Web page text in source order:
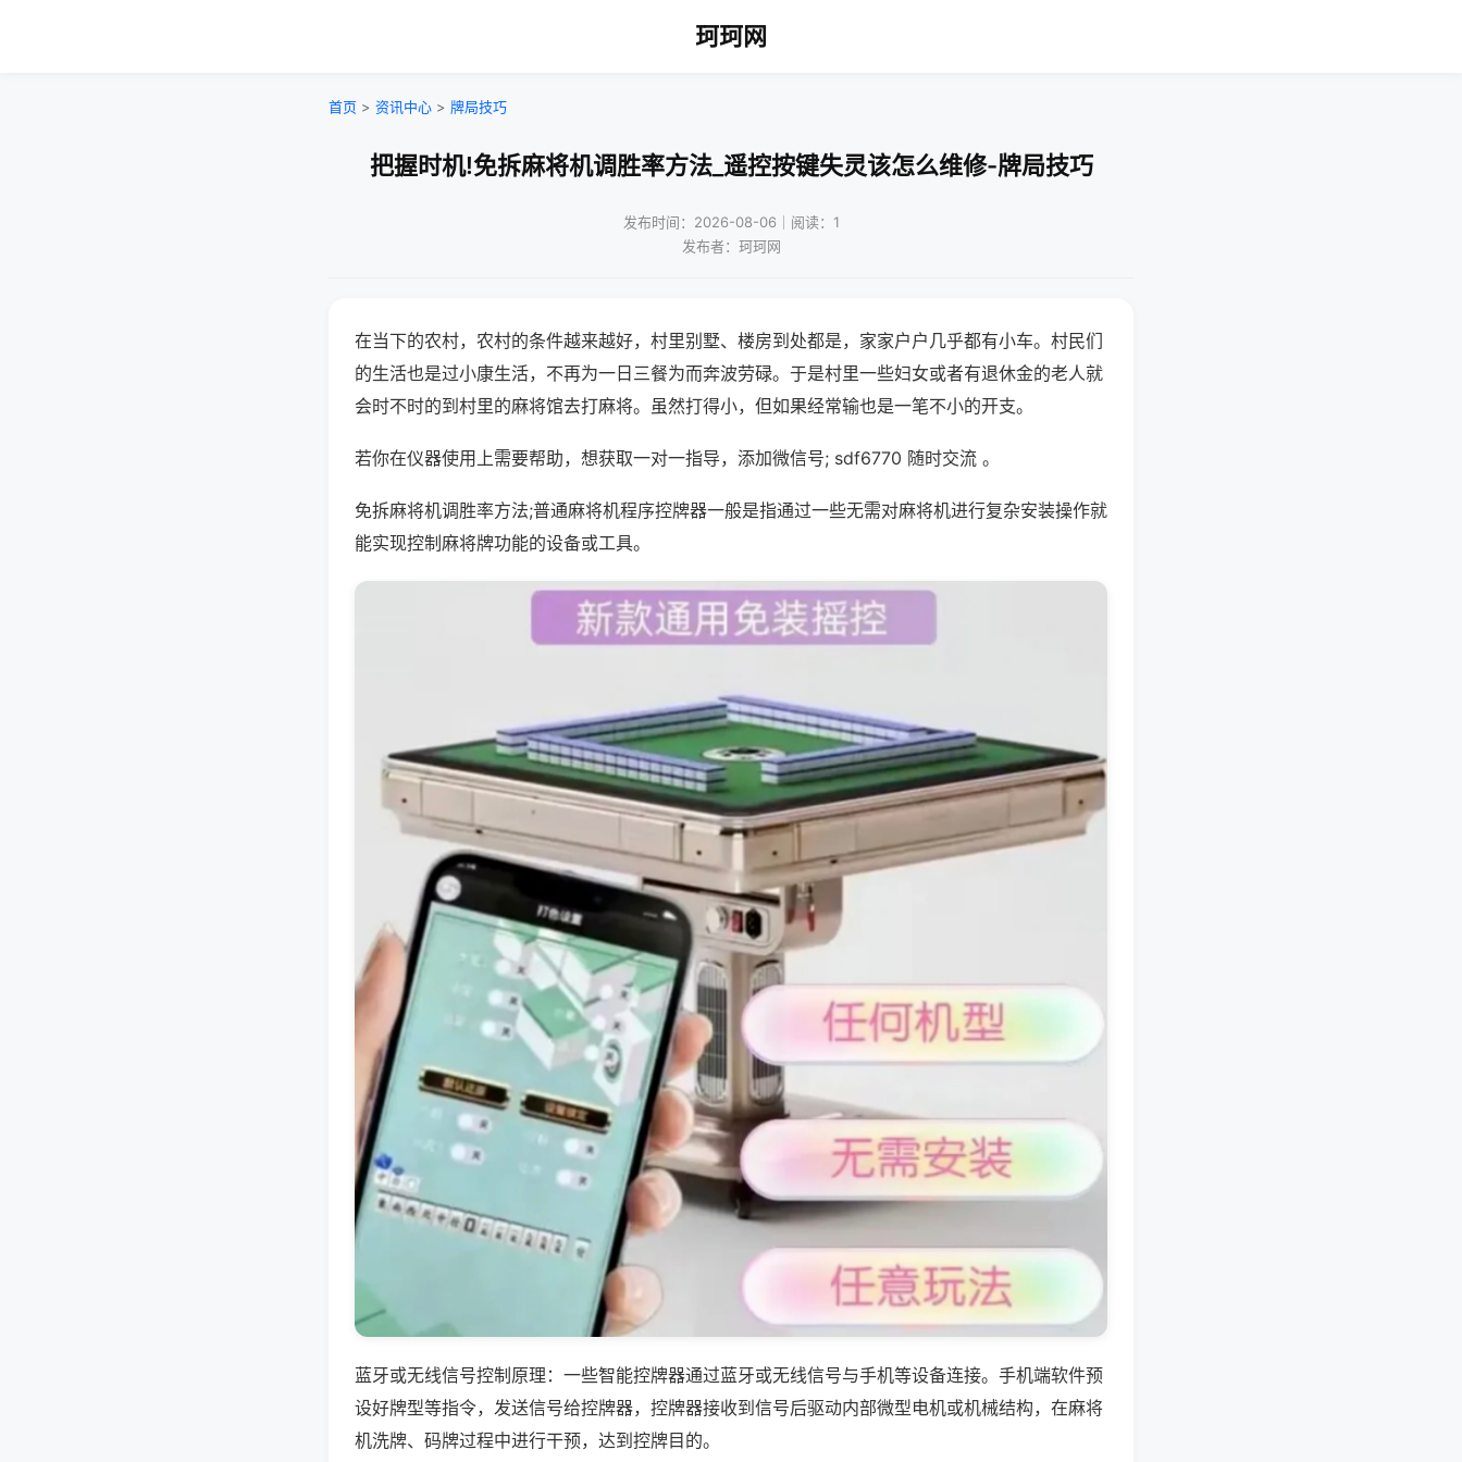
珂珂网
首页 > 资讯中心 > 牌局技巧
把握时机!免拆麻将机调胜率方法_遥控按键失灵该怎么维修-牌局技巧
发布时间：2026-08-06｜阅读：1
发布者：珂珂网
在当下的农村，农村的条件越来越好，村里别墅、楼房到处都是，家家户户几乎都有小车。村民们
的生活也是过小康生活，不再为一日三餐为而奔波劳碌。于是村里一些妇女或者有退休金的老人就
会时不时的到村里的麻将馆去打麻将。虽然打得小，但如果经常输也是一笔不小的开支。
若你在仪器使用上需要帮助，想获取一对一指导，添加微信号; sdf6770 随时交流 。
免拆麻将机调胜率方法;普通麻将机程序控牌器一般是指通过一些无需对麻将机进行复杂安装操作就
能实现控制麻将牌功能的设备或工具。
蓝牙或无线信号控制原理：一些智能控牌器通过蓝牙或无线信号与手机等设备连接。手机端软件预
设好牌型等指令，发送信号给控牌器，控牌器接收到信号后驱动内部微型电机或机械结构，在麻将
机洗牌、码牌过程中进行干预，达到控牌目的。